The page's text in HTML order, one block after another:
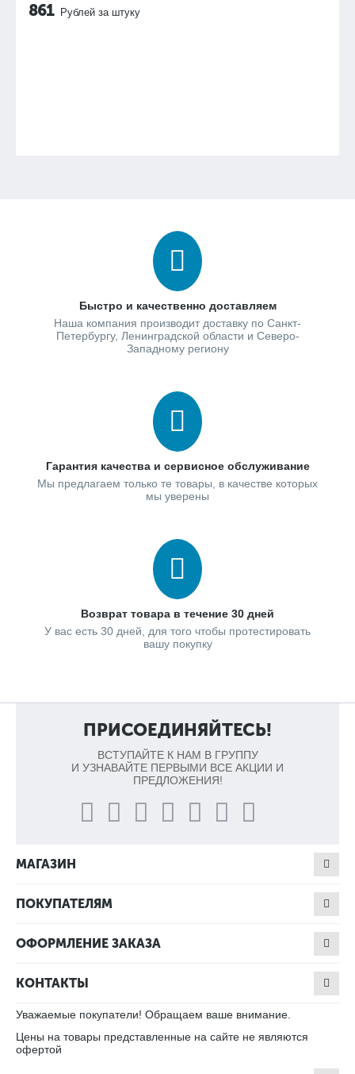
861 Рублей за штуку
Быстро и качественно доставляем
Наша компания производит доставку по Санкт-
Петербургу, Ленинградской области и Северо-
Западному региону
Гарантия качества и сервисное обслуживание
Мы предлагаем только те товары, в качестве которых
мы уверены
Возврат товара в течение 30 дней
У вас есть 30 дней, для того чтобы протестировать
вашу покупку
ПРИСОЕДИНЯЙТЕСЬ!
ВСТУПАЙТЕ К НАМ В ГРУППУ
И УЗНАВАЙТЕ ПЕРВЫМИ ВСЕ АКЦИИ И
ПРЕДЛОЖЕНИЯ!
МАГАЗИН
ПОКУПАТЕЛЯМ
ОФОРМЛЕНИЕ ЗАКАЗА
КОНТАКТЫ
Уважаемые покупатели! Обращаем ваше внимание.
Цены на товары представленные на сайте не являются
офертой